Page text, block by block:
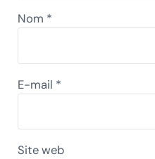
Nom *
E-mail *
Site web